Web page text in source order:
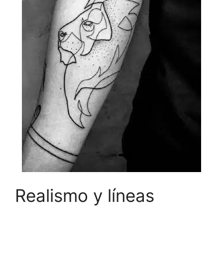
Realismo y líneas